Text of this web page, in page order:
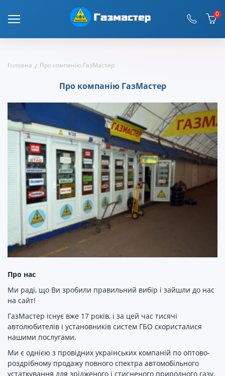
0
Головна Про компанію ГазМастер
Про компанію ГазМастер
Про нас
Ми раді, що Ви зробили правильний вибір і зайшли до нас
на сайт!
ГазМастер існує вже 17 років, і за цей час тисячі
автолюбителів і установників систем ГБО скористалися
нашими послугами.
Ми є однією з провідних українських компаній по оптово-
роздрібному продажу повного спектра автомобільного
устаткування для зрідженого і стисненого природного газу.